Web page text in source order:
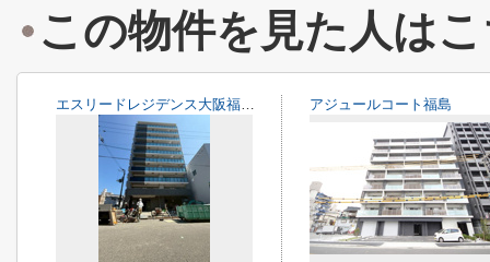
この物件を見た人は
エスリードレジデンス大阪福島シティスクエア アジュールコート福島